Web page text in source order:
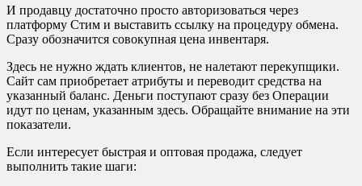
И продавцу достаточно просто авторизоваться через
платформу Стим и выставить ссылку на процедуру обмена.
Сразу обозначится совокупная цена инвентаря.
Здесь не нужно ждать клиентов, не налетают перекупщики.
Сайт сам приобретает атрибуты и переводит средства на
указанный баланс. Деньги поступают сразу без Операции
идут по ценам, указанным здесь. Обращайте внимание на эти
показатели.
Если интересует быстрая и оптовая продажа, следует
выполнить такие шаги: